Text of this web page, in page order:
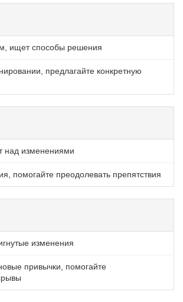
ищет способы решения
предлагайте конкретную
над изменениями
помогайте преодолевать препятствия
изменения
привычки, помогайте